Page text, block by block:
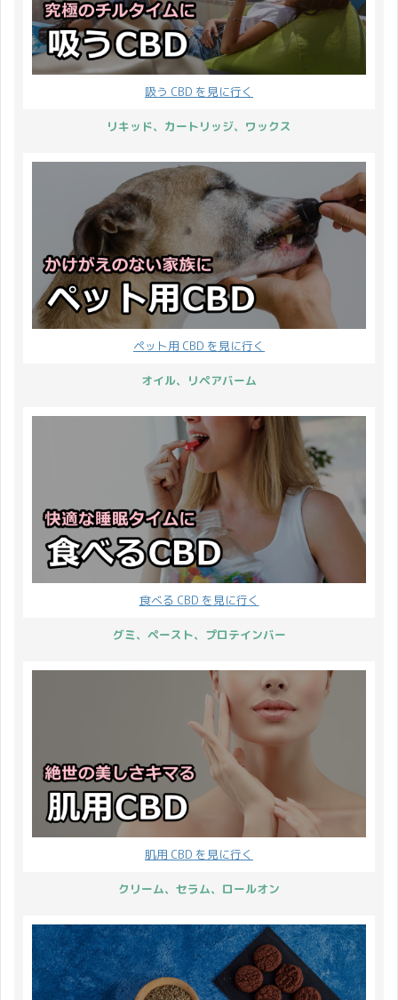
吸う CBD を見に行く
リキッド、カートリッジ、ワックス
ペット用 CBD を見に行く
オイル、リペアバーム
食べる CBD を見に行く
グミ、ペースト、プロテインバー
肌用 CBD を見に行く
クリーム、セラム、ロールオン